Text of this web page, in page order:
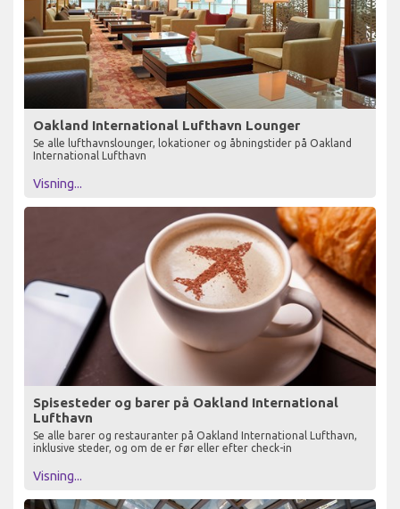
Oakland International Lufthavn Lounger
Se alle lufthavnslounger, lokationer og åbningstider på Oakland
International Lufthavn
Visning...
Spisesteder og barer på Oakland International
Lufthavn
Se alle barer og restauranter på Oakland International Lufthavn,
inklusive steder, og om de er før eller efter check-in
Visning...